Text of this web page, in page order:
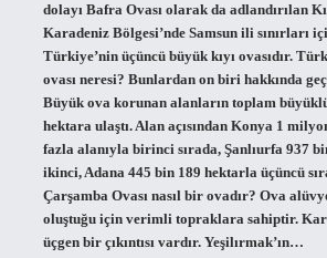
dolayı Bafra Ovası olarak da adlandırılan
Karadeniz Bölgesi’nde Samsun ili sınırları
Türkiye’nin üçüncü büyük kıyı ovasıdır.
ovası neresi? Bunlardan on biri hakkında
Büyük ova korunan alanların toplam
hektara ulaştı. Alan açısından Konya 1
fazla alanıyla birinci sırada, Şanlıurfa 937
ikinci, Adana 445 bin 189 hektarla üçüncü
Çarşamba Ovası nasıl bir ovadır? Ova
oluştuğu için verimli topraklara sahiptir.
üçgen bir çıkıntısı vardır. Yeşilırmak’ın…